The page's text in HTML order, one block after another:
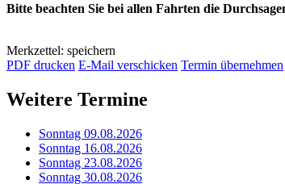
Bitte beachten Sie bei allen Fahrten die
Merkzettel: speichern
PDF drucken E-Mail verschicken Termin übernehmen
Weitere Termine
Sonntag 09.08.2026
Sonntag 16.08.2026
Sonntag 23.08.2026
Sonntag 30.08.2026